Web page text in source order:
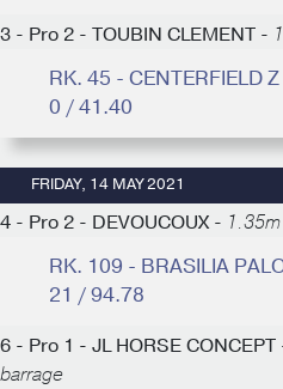
3 - Pro 2 - TOUBIN CLEMENT -
RK. 45 - CENTERFIELD Z
0 / 41.40
FRIDAY, 14 MAY 2021
4 - Pro 2 - DEVOUCOUX -
RK. 109 - BRASILIA
21 / 94.78
6 - Pro 1 - JL HORSE CONCEPT
barrage